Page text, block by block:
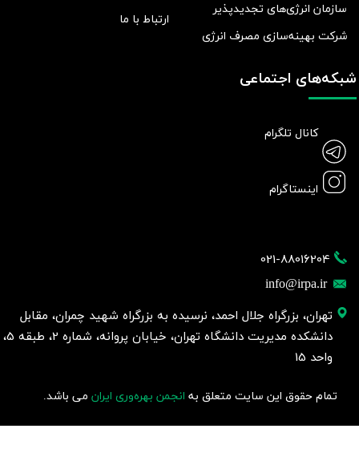
021-88016204
info@irpa.ir
تهران، بزرگراه جلال احمد، نرسیده به بزرگراه شهید چمران، مقابل
دانشکده مدیریت دانشگاه تهران، خیابان پروانه، شماره 2، طبقه 5،
واحد 15
ارتباط با ما
سازمان انرژی‌های تجدیدپذیر
شرکت بهينه‌سازی مصرف انرژی
شبکه‌های اجتماعی
کانال تلگرام
اینستاگرام
تمام حقوق این سایت متعلق به انجمن بهره‌وری ایران می باشد.